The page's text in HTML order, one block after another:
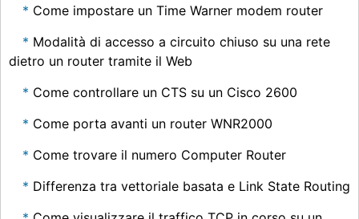
Come impostare un Time Warner modem router
Modalità di accesso a circuito chiuso su una rete
dietro un router tramite il Web
Come controllare un CTS su un Cisco 2600
Come porta avanti un router WNR2000
Come trovare il numero Computer Router
Differenza tra vettoriale basata e Link State Routing